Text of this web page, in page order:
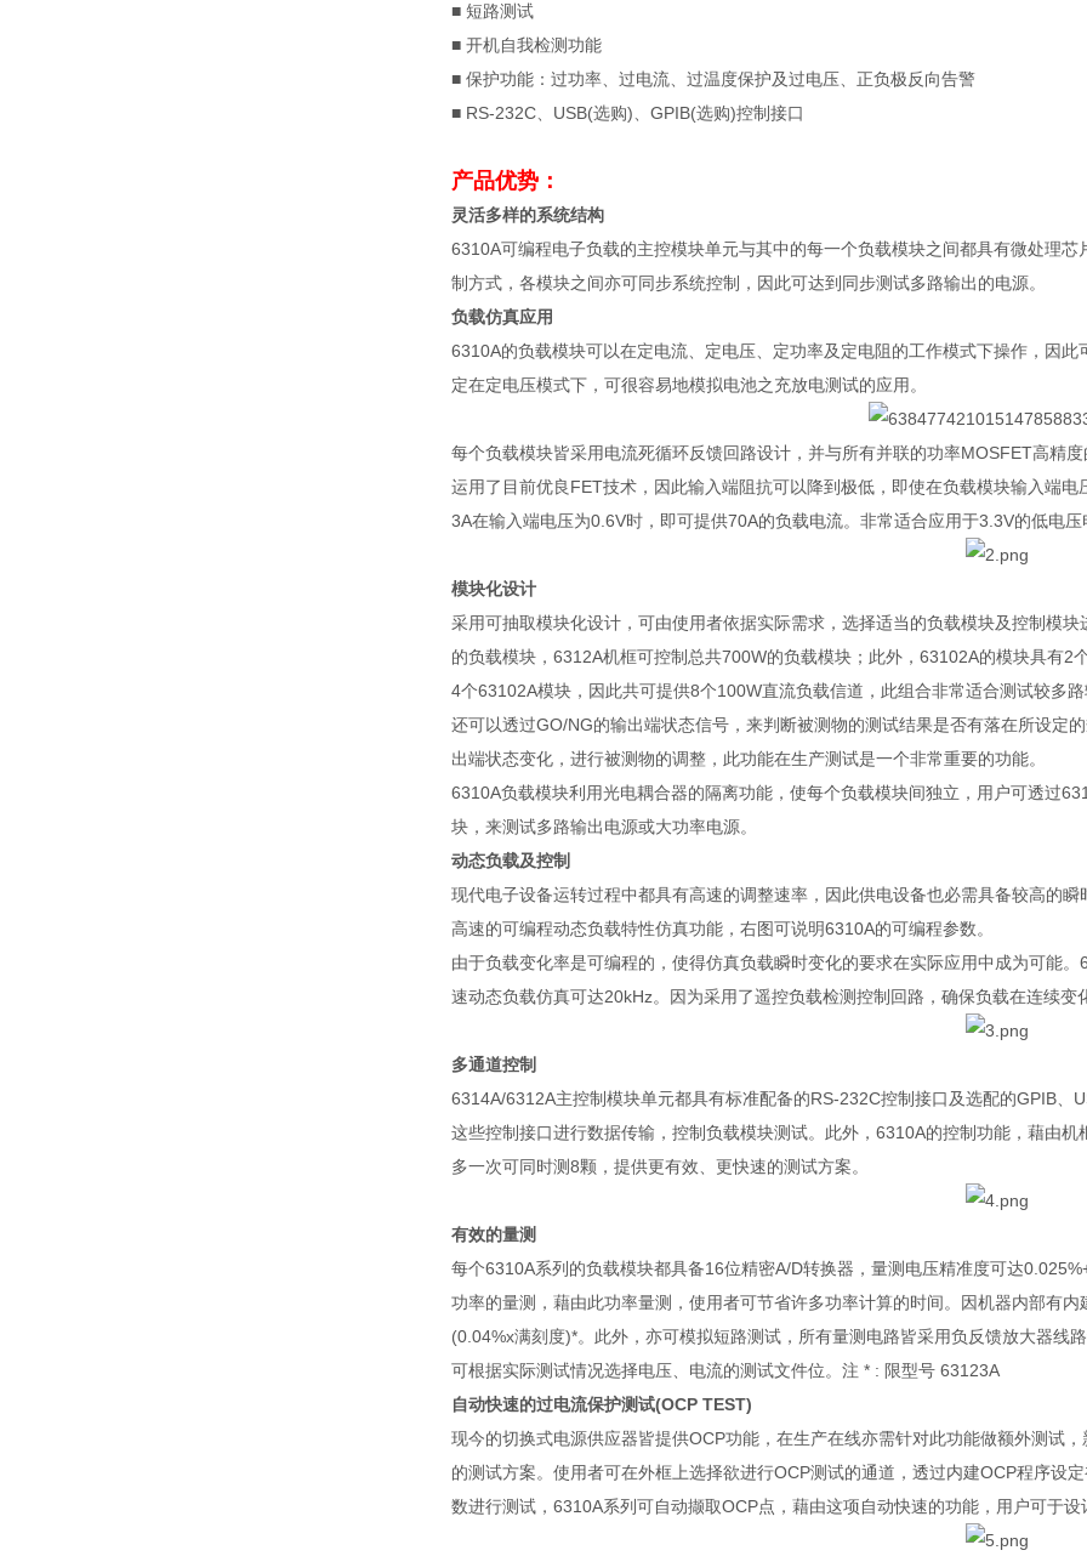
■ 短路测试
■ 开机自我检测功能
■ 保护功能：过功率、过电流、过温度保护及过电压、正负极反向告警
■ RS-232C
USB(选购) GPIB(选购)控制接口
产品优势：
灵活多样的系统结构
6310A可编程电子负载的主控模块单元与其中的每一个负载模块之间都具有微处理
制方式，各模块之间亦可同步系统控制，因此可达到同步测试多路输出的电源。
负载仿真应用
6310A的负载模块可以在定电流、定电压、定功率及定电阻的工作模式下操作，因
定在定电压模式下，可很容易地模拟电池之充放电测试的应用。
每个负载模块皆采用电流死循环反馈回路设计，并与所有并联的功率MOSFET高精
运用了目前优良FET技术，因此输入端阻抗可以降到极低，即使在负载模块输入端
3A在输入端电压为0.6V时，即可提供70A的负载电流。非常适合应用于3.3V的低电压
模块化设计
采用可抽取模块化设计，可由使用者依据实际需求，选择适当的负载模块及控制模块
的负载模块， 6312A机框可控制总共700W的负载模块；此外， 63102A的模块具有2
4个63102A模块，因此共可提供8个100W直流负载信道，此组合非常适合测试较多
还可以透过GO/NG的输出端状态信号，来判断被测物的测试结果是否有落在所设定
出端状态变化，进行被测物的调整，此功能在生产测试是一个非常重要的功能。
6310A负载模块利用光电耦合器的隔离功能，使每个负载模块间独立，用户可透过
块，来测试多路输出电源或大功率电源。
动态负载及控制
现代电子设备运转过程中都具有高速的调整速率，因此供电设备也必需具备较高的
高速的可编程动态负载特性仿真功能，右图可说明6310A的可编程参数。
由于负载变化率是可编程的，使得仿真负载瞬时变化的要求在实际应用中成为可能。
速动态负载仿真可达20kHz。因为采用了遥控负载检测控制回路，确保负载在连续变
多通道控制
6314A/6312A主控制模块单元都具有标准配备的RS-232C控制接口及选配的GPIB
这些控制接口进行数据传输，控制负载模块测试。此外， 6310A的控制功能，藉由机
多一次可同时测8颗，提供更有效、更快速的测试方案。
有效的量测
每个6310A系列的负载模块都具备16位精密A/D转换器，量测电压精准度可达
功率的量测，藉由此功率量测，使用者可节省许多功率计算的时间。因机器内部有
(0.04%x满刻度)*。此外，亦可模拟短路测试，所有量测电路皆采用负反馈放大器线
可根据实际测试情况选择电压、电流的测试文件位。注 * : 限型号 63123A
自动快速的过电流保护测试(OCP TEST)
现今的切换式电源供应器皆提供OCP功能，在生产在线亦需针对此功能做额外测试，
的测试方案。使用者可在外框上选择欲进行OCP测试的通道，透过内建OCP程序设
数进行测试， 6310A系列可自动撷取OCP点，藉由这项自动快速的功能，用户可于